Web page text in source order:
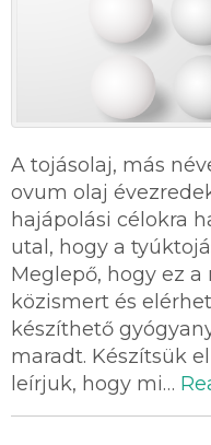
A tojásolaj, más
ovum olaj
hajápolási célokra
utal, hogy a
Meglepő, hogy ez
közismert és
készíthető
maradt. Készítsük
leírjuk, hogy mi…